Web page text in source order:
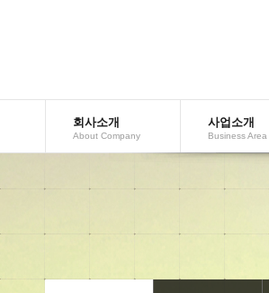
회사소개
AboutCompany
사업소개
BusinessArea